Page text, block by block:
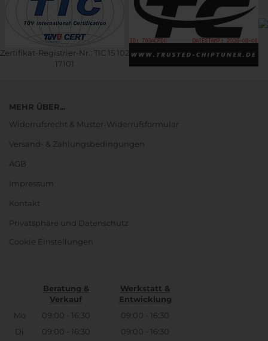
Zertifikat-Registrier-Nr.: TIC 15 102
17101
MEHR ÜBER...
Widerrufsrecht & Muster-Widerrufsformular
Versand- & Zahlungsbedingungen
AGB
Impressum
Kontakt
Privatsphäre und Datenschutz
Cookie Einstellungen
Beratung &
Verkauf
Werkstatt &
Entwicklung
Mo
09:00 - 16:30
09:00 - 16:30
Di
09:00 - 16:30
09:00 - 16:30